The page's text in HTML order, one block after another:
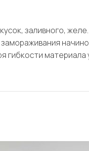
заливного, желе.
гибкости материала